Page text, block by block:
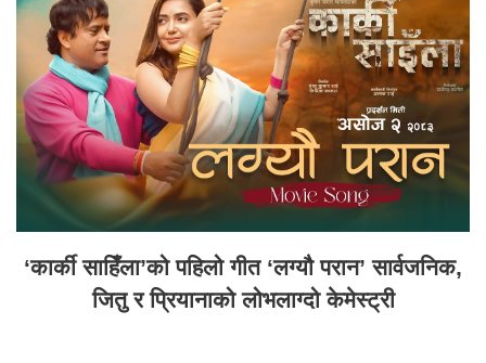
‘कार्की साहिँला’को पहिलो गीत ‘लग्यौ परान’ सार्वजनिक,
जितु र प्रियानाको लोभलाग्दो केमेस्ट्री